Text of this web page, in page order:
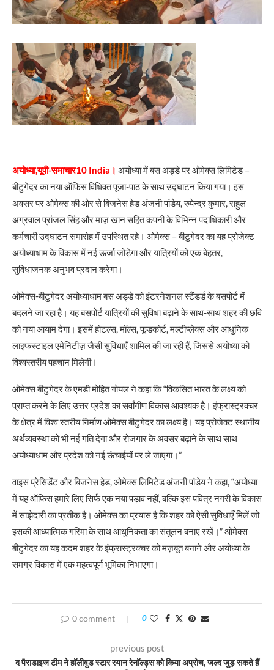
अयोध्या,यूपी-समाचार10 India। अयोध्या में बस अड्डे पर ओमेक्स लिमिटेड –
बीटुगेदर का नया ऑफिस विधिवत पूजा-पाठ के साथ उद्घाटन किया गया। इस
अवसर पर ओमेक्स की ओर से बिजनेस हेड अंजनी पांडेय, रुपेन्द्र कुमार, राहुल
अग्रवाल प्रांजल सिंह और माज़ खान सहित कंपनी के विभिन्न पदाधिकारी और
कर्मचारी उद्घाटन समारोह में उपस्थित रहे। ओमेक्स – बीटुगेदर का यह प्रोजेक्ट
अयोध्याधाम के विकास में नई ऊर्जा जोड़ेगा और यात्रियों को एक बेहतर,
सुविधाजनक अनुभव प्रदान करेगा।
ओमेक्स-बीटुगेदर अयोध्याधाम बस अड्डे को इंटरनेशनल स्टैंडर्ड के बसपोर्ट में
बदलने जा रहा है। यह बसपोर्ट यात्रियों की सुविधा बढ़ाने के साथ-साथ शहर की छवि
को नया आयाम देगा। इसमें होटल्स, मॉल्स, फूडकोर्ट, मल्टीप्लेक्स और आधुनिक
लाइफस्टाइल एमेनिटीज़ जैसी सुविधाएँ शामिल की जा रही हैं, जिससे अयोध्या को
विश्वस्तरीय पहचान मिलेगी।
ओमेक्स बीटुगेदर के एमडी मोहित गोयल ने कहा कि “विकसित भारत के लक्ष्य को
प्राप्त करने के लिए उत्तर प्रदेश का सर्वांगीण विकास आवश्यक है। इंफ्रास्ट्रक्चर
के क्षेत्र में विश्व स्तरीय निर्माण ओमेक्स बीटुगेदर का लक्ष्य है। यह प्रोजेक्ट स्थानीय
अर्थव्यवस्था को भी नई गति देगा और रोजगार के अवसर बढ़ाने के साथ साथ
अयोध्याधाम और प्रदेश को नई ऊंचाईयों पर ले जाएगा।”
वाइस प्रेसिडेंट और बिजनेस हेड, ओमेक्स लिमिटेड अंजनी पांडेय ने कहा, “अयोध्या
में यह ऑफिस हमारे लिए सिर्फ एक नया पड़ाव नहीं, बल्कि इस पवित्र नगरी के विकास
में साझेदारी का प्रतीक है। ओमेक्स का प्रयास है कि शहर को ऐसी सुविधाएँ मिलें जो
इसकी आध्यात्मिक गरिमा के साथ आधुनिकता का संतुलन बनाए रखें।” ओमेक्स
बीटुगेदर का यह कदम शहर के इंफ्रास्ट्रक्चर को मज़बूत बनाने और अयोध्या के
समग्र विकास में एक महत्वपूर्ण भूमिका निभाएगा।
0 comment 0
previous post
द पैराडाइज टीम ने हॉलीवुड स्टार रयान रेनॉल्ड्स को किया अप्रोच, जल्द जुड़ सकते हैं